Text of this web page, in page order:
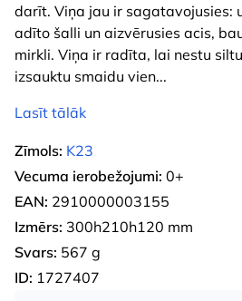
darīt. Viņa jau ir sagatavojusies:
adīto šalli un aizvērusies acis,
mirkli. Viņa ir radīta, lai nestu
izsauktu smaidu vien...
Lasīt tālāk
Zīmols: K23
Vecuma ierobežojumi: 0+
EAN: 2910000003155
Izmērs: 300h210h120 mm
Svars: 567 g
ID: 1727407